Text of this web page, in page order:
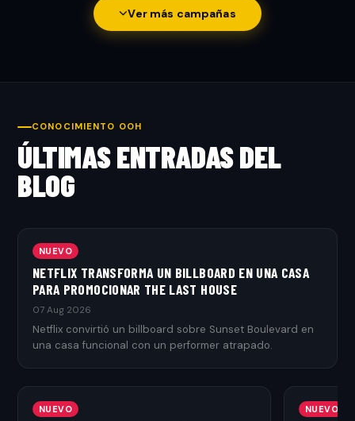
Ver más campañas
CONOCIMIENTO OOH
ÚLTIMAS ENTRADAS DEL
BLOG
NUEVO
NETFLIX TRANSFORMA UN BILLBOARD EN UNA CASA
PARA PROMOCIONAR THE LAST HOUSE
07 Aug 2026
Netflix convirtió un billboard sobre Sunset Boulevard en
una casa funcional con un performer atrapado.
NUEVO NUEVO